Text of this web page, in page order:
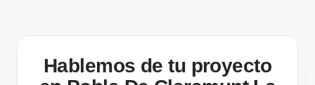
Hablemos de tu proyecto